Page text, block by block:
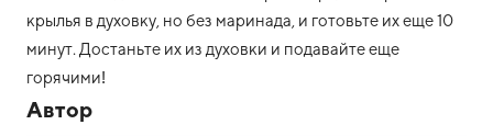
крылья в духовку, но без маринада, и готовьте их еще 10
минут. Достаньте их из духовки и подавайте еще
горячими!
Автор